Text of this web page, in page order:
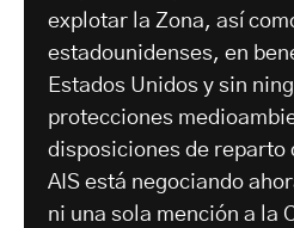
explotar la Zona, así
estadounidenses, en
Estados Unidos y sin
protecciones
disposiciones de reparto
AIS está negociando
ni una sola mención a la